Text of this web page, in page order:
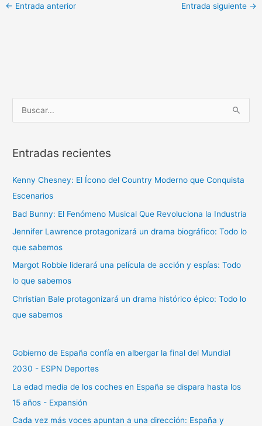
← Entrada anterior Entrada siguiente →
u
c
r
p
o
r
:
Entradas recientes
Kenny Chesney: El Ícono del Country Moderno que Conquista
Escenarios
Bad Bunny: El Fenómeno Musical Que Revoluciona la Industria
Jennifer Lawrence protagonizará un drama biográfico: Todo lo
que sabemos
Margot Robbie liderará una película de acción y espías: Todo
lo que sabemos
Christian Bale protagonizará un drama histórico épico: Todo lo
que sabemos
Gobierno de España confía en albergar la final del Mundial
2030 - ESPN Deportes
La edad media de los coches en España se dispara hasta los
15 años - Expansión
Cada vez más voces apuntan a una dirección: España y